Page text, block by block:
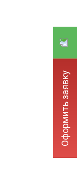
Оформить заявку